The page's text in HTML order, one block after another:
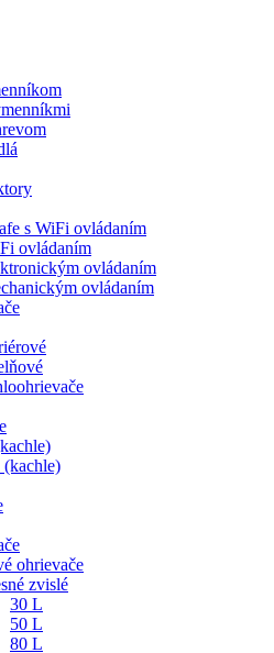
s WiFi ovládaním
ovládaním
ovládaním
ovládaním
ohrievače
zvislé
30 L
50 L
80 L